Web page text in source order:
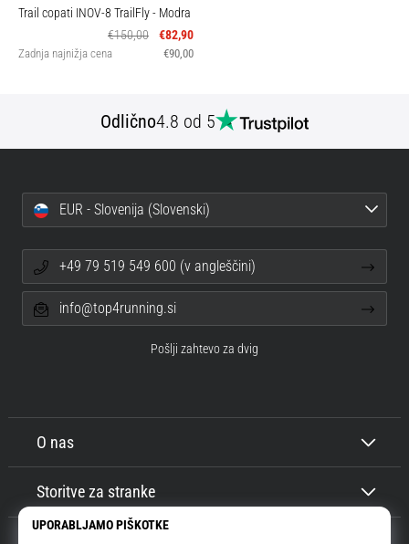
Trail copati INOV-8 TrailFly- Modra
€150,00
€82,90
Zadnja najnižja cena €90,00
Odlično4.8 od 5
O nas
Storitve za stranke
EUR - Slovenija (Slovenski)
+49 79 519 549 600 (v angleščini)
info@top4running.si
Pošlji zahtevo za dvig